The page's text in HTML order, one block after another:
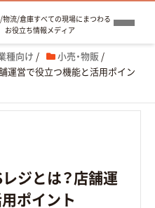
物流/倉庫すべての現場にまつわる
お役立ち情報メディア
種向け / 小売・物販 /
運営で役立つ機能と活用ポイン
ジとは？店舗運
ポイント